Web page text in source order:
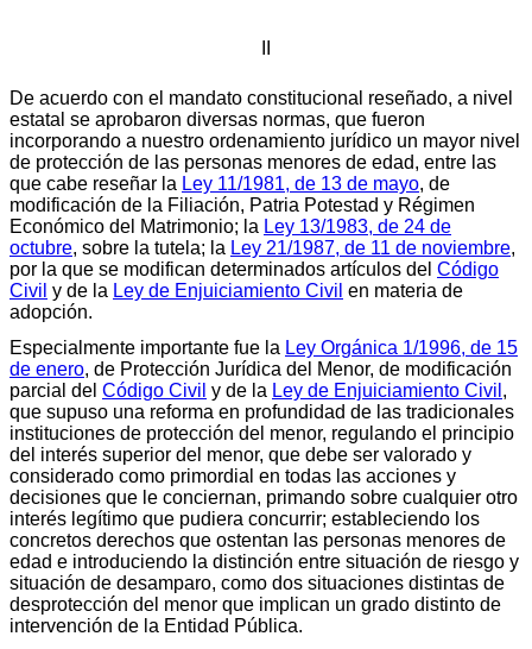
De acuerdo con el mandato constitucional reseñado, a nivel
estatal se aprobaron diversas normas, que fueron
incorporando a nuestro ordenamiento jurídico un mayor nivel
de protección de las personas menores de edad, entre las
que cabe reseñar la Ley 11/1981, de 13 de mayo, de
modificación de la Filiación, Patria Potestad y Régimen
Económico del Matrimonio; la Ley 13/1983, de 24 de
octubre, sobre la tutela; la Ley 21/1987, de 11 de noviembre,
por la que se modifican determinados artículos del Código
Civil y de la Ley de Enjuiciamiento Civil en materia de
adopción.
Especialmente importante fue la Ley Orgánica 1/1996, de 15
de enero, de Protección Jurídica del Menor, de modificación
parcial del Código Civil y de la Ley de Enjuiciamiento Civil ,
que supuso una reforma en profundidad de las tradicionales
instituciones de protección del menor, regulando el principio
del interés superior del menor, que debe ser valorado y
considerado como primordial en todas las acciones y
decisiones que le conciernan, primando sobre cualquier otro
interés legítimo que pudiera concurrir; estableciendo los
concretos derechos que ostentan las personas menores de
edad e introduciendo la distinción entre situación de riesgo y
situación de desamparo, como dos situaciones distintas de
desprotección del menor que implican un grado distinto de
intervención de la Entidad Pública.